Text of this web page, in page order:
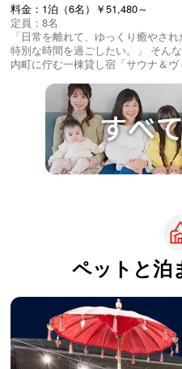
料金：1泊（6名）￥51,480～
定員：8名
「日常を離れて、ゆっくり癒やさ
特別な時間を過ごしたい。」 そん
内町に佇む一棟貸し宿「サウナ＆
ペットと泊